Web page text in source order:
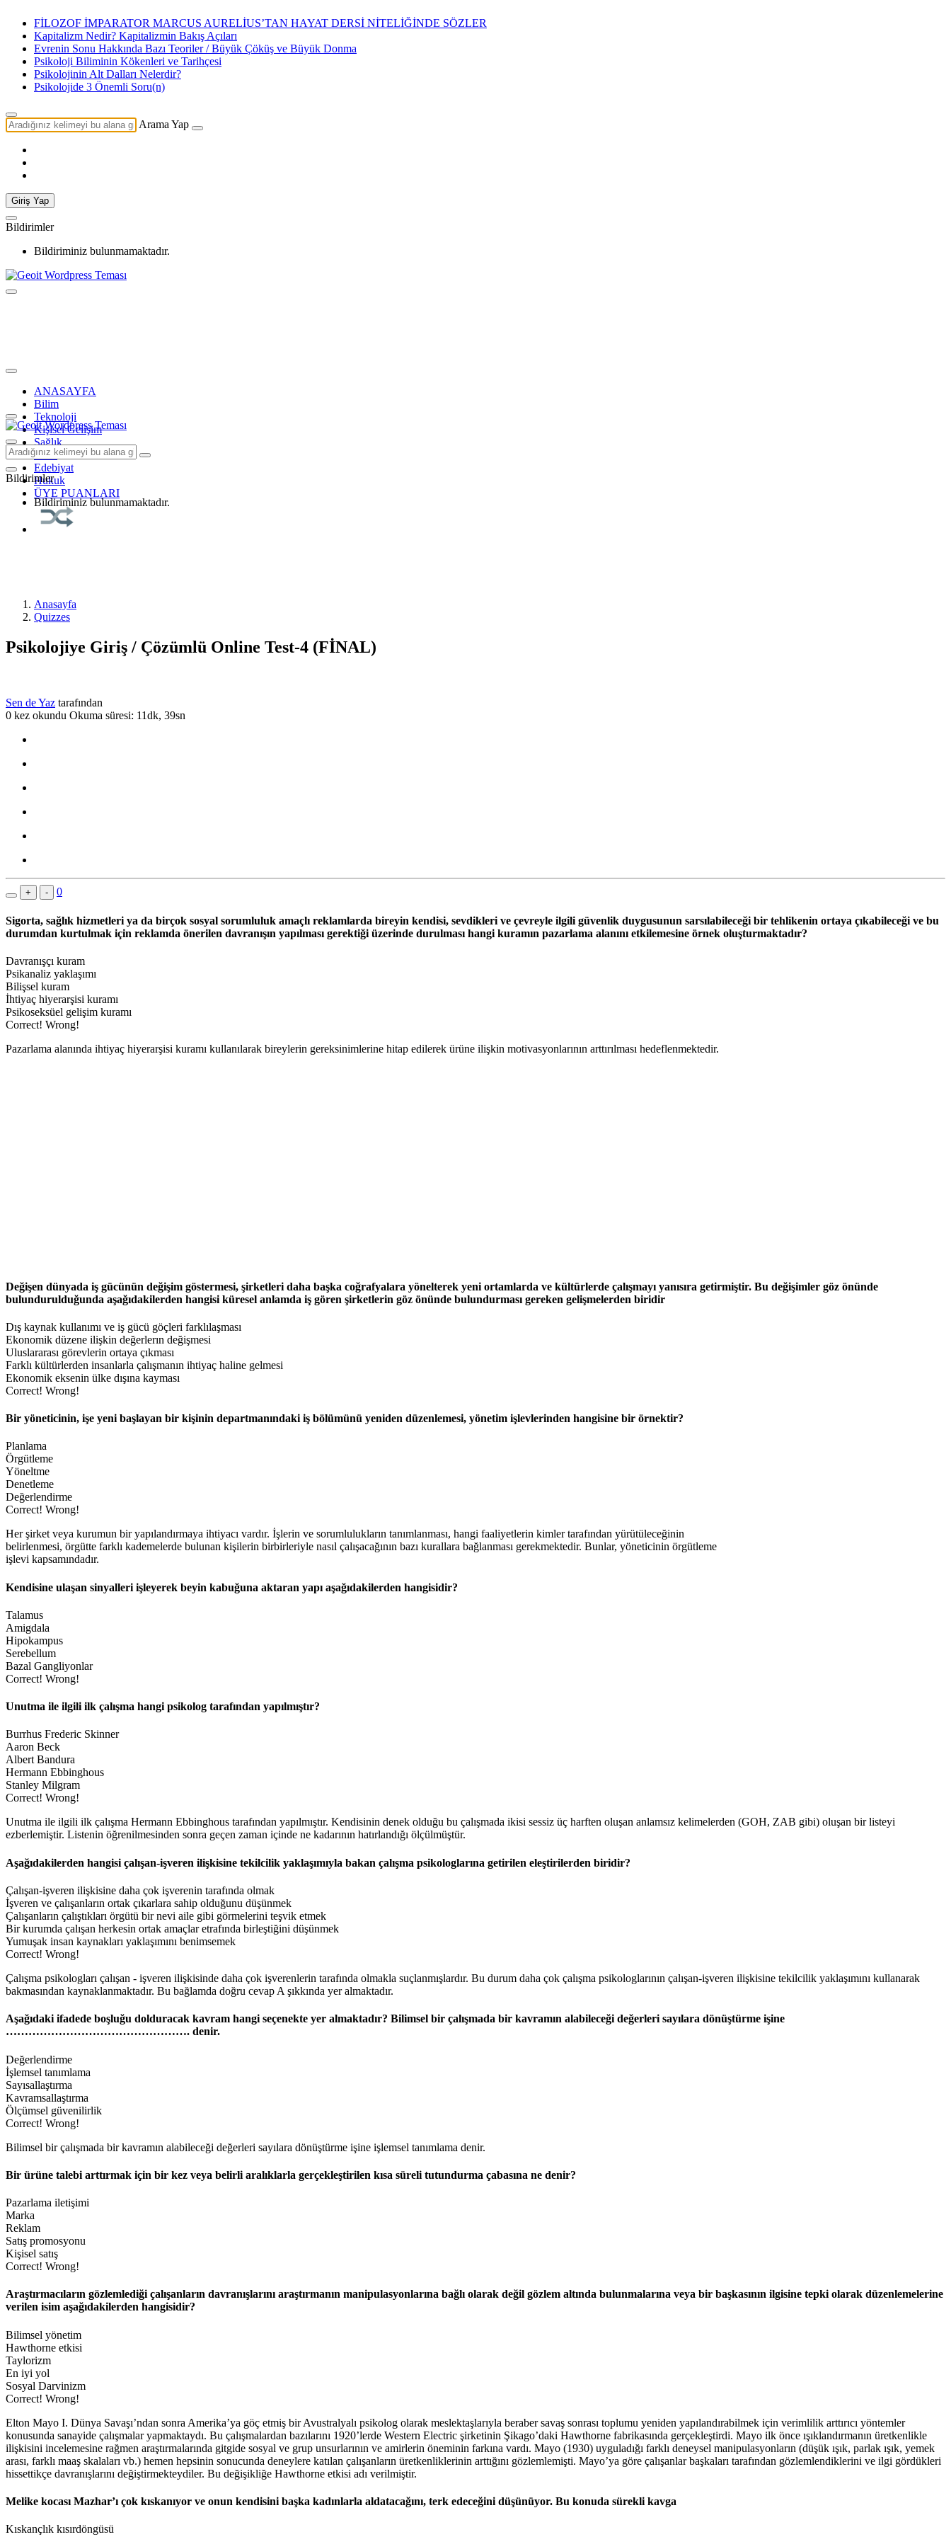
FİLOZOF İMPARATOR MARCUS AURELİUS’TAN HAYAT DERSİ NİTELİĞİNDE SÖZLER
Kapitalizm Nedir? Kapitalizmin Bakış Açıları
Evrenin Sonu Hakkında Bazı Teoriler / Büyük Çöküş ve Büyük Donma
Psikoloji Biliminin Kökenleri ve Tarihçesi
Psikolojinin Alt Dalları Nelerdir?
Psikolojide 3 Önemli Soru(n)
Arama Yap
Giriş Yap
Bildirimler
Bildiriminiz bulunmamaktadır.
ANASAYFA
Bilim
Teknoloji
Kişisel Gelişim
Sağlık
Tarih
Edebiyat
Hukuk
ÜYE PUANLARI
Bildirimler
Bildiriminiz bulunmamaktadır.
Anasayfa
Quizzes
Psikolojiye Giriş / Çözümlü Online Test-4 (FİNAL)
Sen de Yaz tarafından
0 kez okundu Okuma süresi: 11dk, 39sn
+ - 0
Sigorta, sağlık hizmetleri ya da birçok sosyal sorumluluk amaçlı reklamlarda bireyin kendisi, sevdikleri ve çevreyle ilgili güvenlik duygusunun sarsılabileceği bir tehlikenin ortaya çıkabileceği ve bu
durumdan kurtulmak için reklamda önerilen davranışın yapılması gerektiği üzerinde durulması hangi kuramın pazarlama alanını etkilemesine örnek oluşturmaktadır?
Davranışçı kuram
Psikanaliz yaklaşımı
Bilişsel kuram
İhtiyaç hiyerarşisi kuramı
Psikoseksüel gelişim kuramı
Correct! Wrong!
Pazarlama alanında ihtiyaç hiyerarşisi kuramı kullanılarak bireylerin gereksinimlerine hitap edilerek ürüne ilişkin motivasyonlarının arttırılması hedeflenmektedir.
Değişen dünyada iş gücünün değişim göstermesi, şirketleri daha başka coğrafyalara yönelterek yeni ortamlarda ve kültürlerde çalışmayı yanısıra getirmiştir. Bu değişimler göz önünde
bulundurulduğunda aşağıdakilerden hangisi küresel anlamda iş gören şirketlerin göz önünde bulundurması gereken gelişmelerden biridir
Dış kaynak kullanımı ve iş gücü göçleri farklılaşması
Ekonomik düzene ilişkin değerlerın değişmesi
Uluslararası görevlerin ortaya çıkması
Farklı kültürlerden insanlarla çalışmanın ihtiyaç haline gelmesi
Ekonomik eksenin ülke dışına kayması
Correct! Wrong!
Bir yöneticinin, işe yeni başlayan bir kişinin departmanındaki iş bölümünü yeniden düzenlemesi, yönetim işlevlerinden hangisine bir örnektir?
Planlama
Örgütleme
Yöneltme
Denetleme
Değerlendirme
Correct! Wrong!
Her şirket veya kurumun bir yapılandırmaya ihtiyacı vardır. İşlerin ve sorumlulukların tanımlanması, hangi faaliyetlerin kimler tarafından yürütüleceğinin
belirlenmesi, örgütte farklı kademelerde bulunan kişilerin birbirleriyle nasıl çalışacağının bazı kurallara bağlanması gerekmektedir. Bunlar, yöneticinin örgütleme
işlevi kapsamındadır.
Kendisine ulaşan sinyalleri işleyerek beyin kabuğuna aktaran yapı aşağıdakilerden hangisidir?
Talamus
Amigdala
Hipokampus
Serebellum
Bazal Gangliyonlar
Correct! Wrong!
Unutma ile ilgili ilk çalışma hangi psikolog tarafından yapılmıştır?
Burrhus Frederic Skinner
Aaron Beck
Albert Bandura
Hermann Ebbinghous
Stanley Milgram
Correct! Wrong!
Unutma ile ilgili ilk çalışma Hermann Ebbinghous tarafından yapılmıştır. Kendisinin denek olduğu bu çalışmada ikisi sessiz üç harften oluşan anlamsız kelimelerden (GOH, ZAB gibi) oluşan bir listeyi
ezberlemiştir. Listenin öğrenilmesinden sonra geçen zaman içinde ne kadarının hatırlandığı ölçülmüştür.
Aşağıdakilerden hangisi çalışan-işveren ilişkisine tekilcilik yaklaşımıyla bakan çalışma psikologlarına getirilen eleştirilerden biridir?
Çalışan-işveren ilişkisine daha çok işverenin tarafında olmak
İşveren ve çalışanların ortak çıkarlara sahip olduğunu düşünmek
Çalışanların çalıştıkları örgütü bir nevi aile gibi görmelerini teşvik etmek
Bir kurumda çalışan herkesin ortak amaçlar etrafında birleştiğini düşünmek
Yumuşak insan kaynakları yaklaşımını benimsemek
Correct! Wrong!
Çalışma psikologları çalışan - işveren ilişkisinde daha çok işverenlerin tarafında olmakla suçlanmışlardır. Bu durum daha çok çalışma psikologlarının çalışan-işveren ilişkisine tekilcilik yaklaşımını kullanarak
bakmasından kaynaklanmaktadır. Bu bağlamda doğru cevap A şıkkında yer almaktadır.
Aşağıdaki ifadede boşluğu dolduracak kavram hangi seçenekte yer almaktadır? Bilimsel bir çalışmada bir kavramın alabileceği değerleri sayılara dönüştürme işine
…………………………………………. denir.
Değerlendirme
İşlemsel tanımlama
Sayısallaştırma
Kavramsallaştırma
Ölçümsel güvenilirlik
Correct! Wrong!
Bilimsel bir çalışmada bir kavramın alabileceği değerleri sayılara dönüştürme işine işlemsel tanımlama denir.
Bir ürüne talebi arttırmak için bir kez veya belirli aralıklarla gerçekleştirilen kısa süreli tutundurma çabasına ne denir?
Pazarlama iletişimi
Marka
Reklam
Satış promosyonu
Kişisel satış
Correct! Wrong!
Araştırmacıların gözlemlediği çalışanların davranışlarını araştırmanın manipulasyonlarına bağlı olarak değil gözlem altında bulunmalarına veya bir başkasının ilgisine tepki olarak düzenlemelerine
verilen isim aşağıdakilerden hangisidir?
Bilimsel yönetim
Hawthorne etkisi
Taylorizm
En iyi yol
Sosyal Darvinizm
Correct! Wrong!
Elton Mayo I. Dünya Savaşı’ndan sonra Amerika’ya göç etmiş bir Avustralyalı psikolog olarak meslektaşlarıyla beraber savaş sonrası toplumu yeniden yapılandırabilmek için verimlilik arttırıcı yöntemler
konusunda sanayide çalışmalar yapmaktaydı. Bu çalışmalardan bazılarını 1920’lerde Western Electric şirketinin Şikago’daki Hawthorne fabrikasında gerçekleştirdi. Mayo ilk önce ışıklandırmanın üretkenlikle
ilişkisini incelemesine rağmen araştırmalarında gitgide sosyal ve grup unsurlarının ve amirlerin öneminin farkına vardı. Mayo (1930) uyguladığı farklı deneysel manipulasyonların (düşük ışık, parlak ışık, yemek
arası, farklı maaş skalaları vb.) hemen hepsinin sonucunda deneylere katılan çalışanların üretkenliklerinin arttığını gözlemlemişti. Mayo’ya göre çalışanlar başkaları tarafından gözlemlendiklerini ve ilgi gördükleri
hissettikçe davranışlarını değiştirmekteydiler. Bu değişikliğe Hawthorne etkisi adı verilmiştir.
Melike kocası Mazhar’ı çok kıskanıyor ve onun kendisini başka kadınlarla aldatacağını, terk edeceğini düşünüyor. Bu konuda sürekli kavga
Kıskançlık kısırdöngüsü